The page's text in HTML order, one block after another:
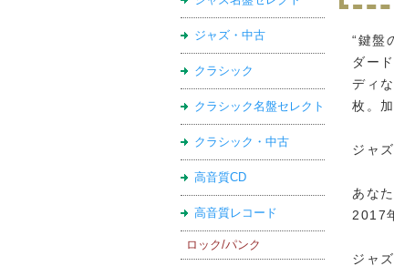
ジャズ・中古
クラシック
クラシック名盤セレクト
クラシック・中古
高音質CD
高音質レコード
ロック/パンク
“鍵盤
ダー
ディ
枚。
ジャ
あな
2017
ジャ